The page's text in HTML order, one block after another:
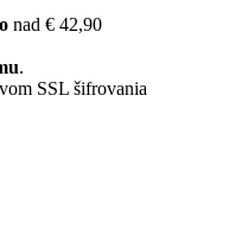
nad € 42,90
.
SSL šifrovania